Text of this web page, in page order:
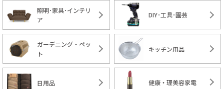
照明･家具･インテリ
ア
DIY･工具･園芸
ガーデニング・ペッ
ト
キッチン用品
日用品 健康・理美容家電